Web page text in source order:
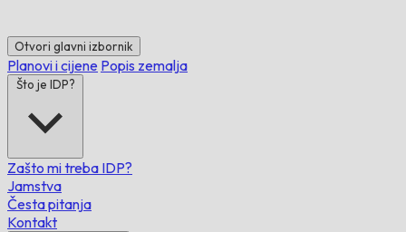
Otvori glavni izbornik
Planovi i cijene Popis zemalja
Što je IDP?
Zašto mi treba IDP?
Jamstva
Česta pitanja
Kontakt